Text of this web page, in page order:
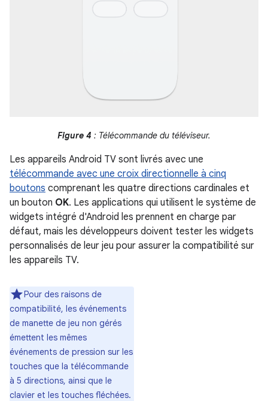
Figure 4 : Télécommande du téléviseur.
Les appareils Android TV sont livrés avec une
télécommande avec une croix directionnelle à cinq
boutons comprenant les quatre directions cardinales et
un bouton OK. Les applications qui utilisent le système de
widgets intégré d'Android les prennent en charge par
défaut, mais les développeurs doivent tester les widgets
personnalisés de leur jeu pour assurer la compatibilité sur
les appareils TV.
Pour des raisons de
compatibilité, les événements
de manette de jeu non gérés
émettent les mêmes
événements de pression sur les
touches que la télécommande
à 5 directions, ainsi que le
clavier et les touches fléchées.